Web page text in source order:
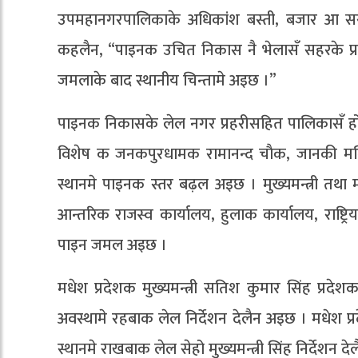
उपमहानगरपालिकाके अधिकांश बस्ती, बजार आ
कहलैन, “पाइनक उचित निकास नै भेलासँ सहरके
जमलाके बाद स्थानीय चिन्तामे अइछ ।”
पाइनक निकासके लेल नगर प्रहरीसहित
विशेष क जनकपुरधामक रामानन्द चाैक, जानकी
स्थानमे पाइनक स्तर बढ़ल अइछ । मुख्यमन्त्री तथा
आन्तरिक राजस्व कार्यालय, हुलाक कार्यालय,
पाइन जमल अइछ ।
मधेश प्रदेशक मुख्यमन्त्री सतिश कुमार सिंह
अवस्थामे रहबाक लेल निर्देशन देलैन अइछ । मधेश
स्थानमे राखबाक लेल सेहो मुख्यमन्त्री सिंह निर्देशन